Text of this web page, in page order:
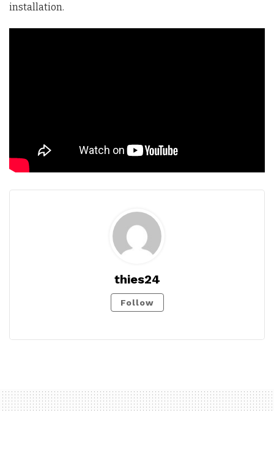
installation.
thies24
Follow